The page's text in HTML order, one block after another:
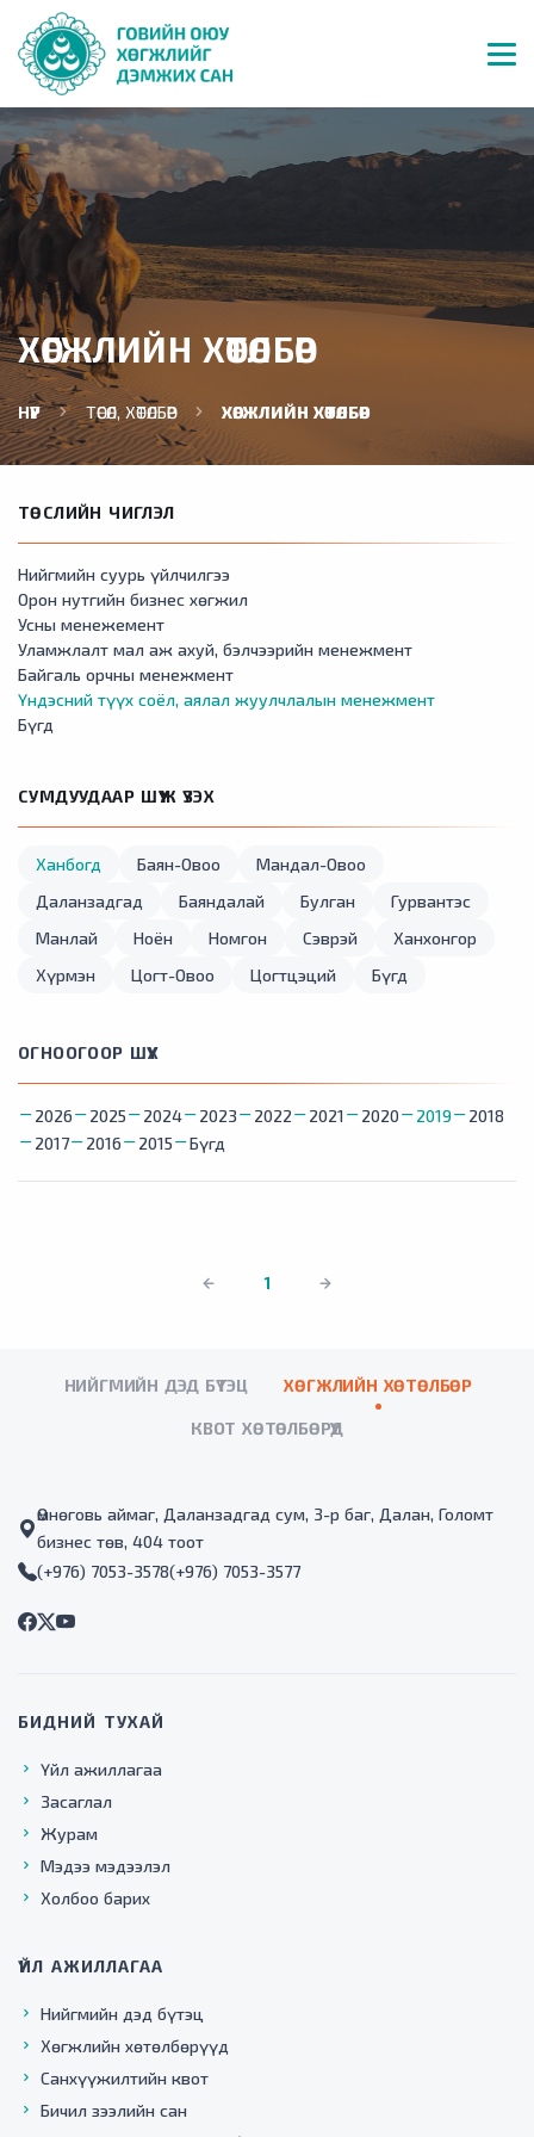
ХӨГЖЛИЙН ХӨТӨЛБӨР
НҮҮР ТӨСӨЛ, ХӨТӨЛБӨР ХӨГЖЛИЙН ХӨТӨЛБӨР
ТӨСЛИЙН ЧИГЛЭЛ
Нийгмийн суурь үйлчилгээ
Орон нутгийн бизнес хөгжил
Усны менежемент
Уламжлалт мал аж ахуй, бэлчээрийн менежмент
Байгаль орчны менежмент
Үндэсний түүх соёл, аялал жуулчлалын менежмент
Бүгд
СУМДУУДААР ШҮҮЖ ҮЗЭХ
Ханбогд Баян-Овоо
Мандал-Овоо
Даланзадгад
Баяндалай Булган
Гурвантэс
Манлай
Ноён Номгон Сэврэй
Ханхонгор
Хүрмэн
Цогт-Овоо Цогтцэций Бүгд
ОГНООГООР ШҮҮХ
2026 2025 2024 2023 2022 2021 2020 2019
2018
2017
2016 2015 Бүгд
1
НИЙГМИЙН ДЭД БҮТЭЦ ХӨГЖЛИЙН ХӨТӨЛБӨР
КВОТ ХӨТӨЛБӨРҮҮД
Өмнөговь аймаг, Даланзадгад сум, 3-р баг, Далан, Голомт
бизнес төв, 404 тоот
(+976) 7053-3578(+976) 7053-3577
БИДНИЙ ТУХАЙ
Үйл ажиллагаа
Засаглал
Журам
Мэдээ мэдээлэл
Холбоо барих
ҮЙЛ АЖИЛЛАГАА
Нийгмийн дэд бүтэц
Хөгжлийн хөтөлбөрүүд
Санхүүжилтийн квот
Бичил зээлийн сан